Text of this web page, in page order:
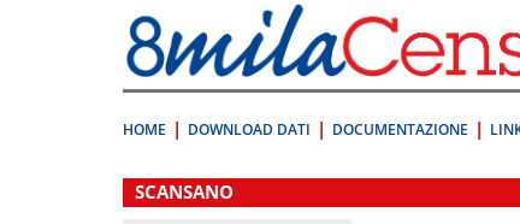
direttamente
a:
Contenuto
HOME DOWNLOAD DATI DOCUMENTAZIONE
.
SCANSANO